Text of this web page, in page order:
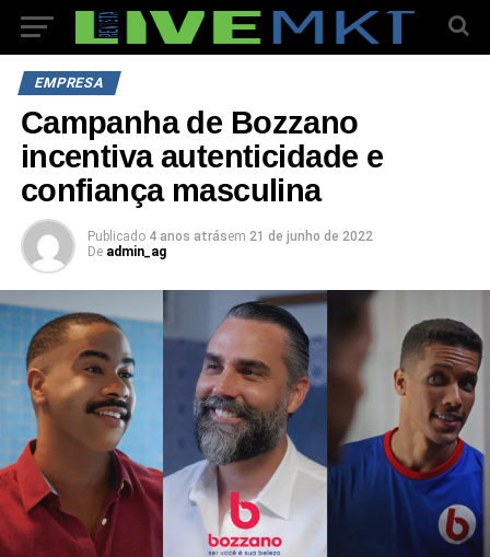
EMPRESA
Campanha de Bozzano
incentiva autenticidade e
confiança masculina
Publicado 4 anos atrásem 21 de junho de 2022
De admin_ag